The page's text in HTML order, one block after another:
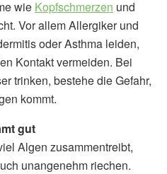
wie Kopfschmerzen und
Vor allem Allergiker und
oder Asthma leiden,
Kontakt vermeiden. Bei
trinken, bestehe die Gefahr,
kommt.
gut
Algen zusammentreibt,
unangenehm riechen.